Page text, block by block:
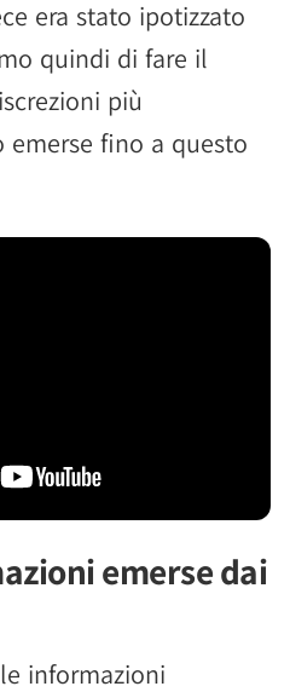
era stato ipotizzato
quindi di fare il
più
emerse fino a questo
emerse dai
informazioni